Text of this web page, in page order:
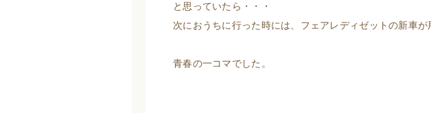
と思っていたら・・・
次におうちに行った時には、フェアレディゼットの新車が
青春の一コマでした。